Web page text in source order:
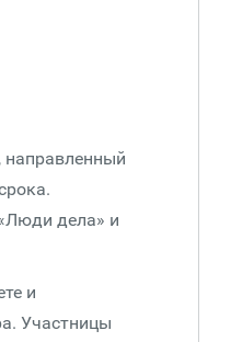
направленный
дела» и
и
Участницы